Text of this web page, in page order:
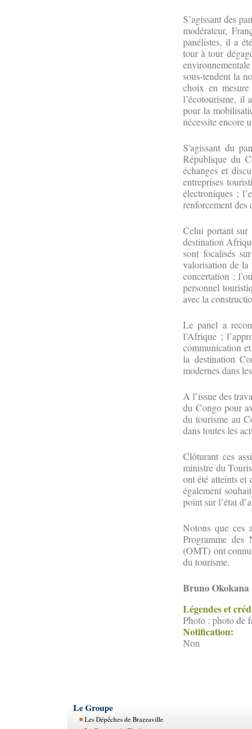
S’agissant des
modérateur,
panélistes, il a
tour à tour
sous-tendent la
choix en
l’écotourisme, il
pour la
nécessite encore
S'agissant du
République du
échanges et
entreprises
électroniques ;
renforcement des
Celui portant sur
destination
sont focalisés
valorisation de
concertation ;
personnel
avec la
Le panel a
l’Afrique ;
communication
la destination
modernes dans
A l’issue des
du Congo pour
du tourisme au
dans toutes les
Clôturant ces
ministre du
ont été atteints et
également
point sur l’état
Notons que ces
Programme des
(OMT) ont connu
du tourisme.
Bruno Okokana
Légendes et
Photo : photo de
Notification:
Non
Le Groupe
Les Dépêches de Brazzaville